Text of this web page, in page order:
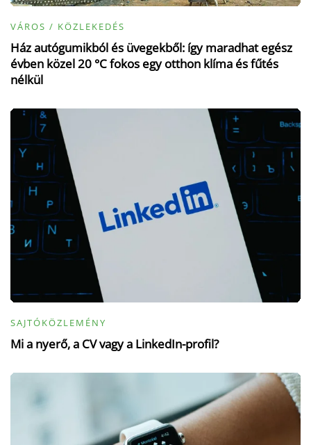
VÁROS / KÖZLEKEDÉS
Ház autógumikból és üvegekből: így maradhat egész
évben közel 20 °C fokos egy otthon klíma és fűtés
nélkül
SAJTÓKÖZLEMÉNY
Mi a nyerő, a CV vagy a LinkedIn-profil?